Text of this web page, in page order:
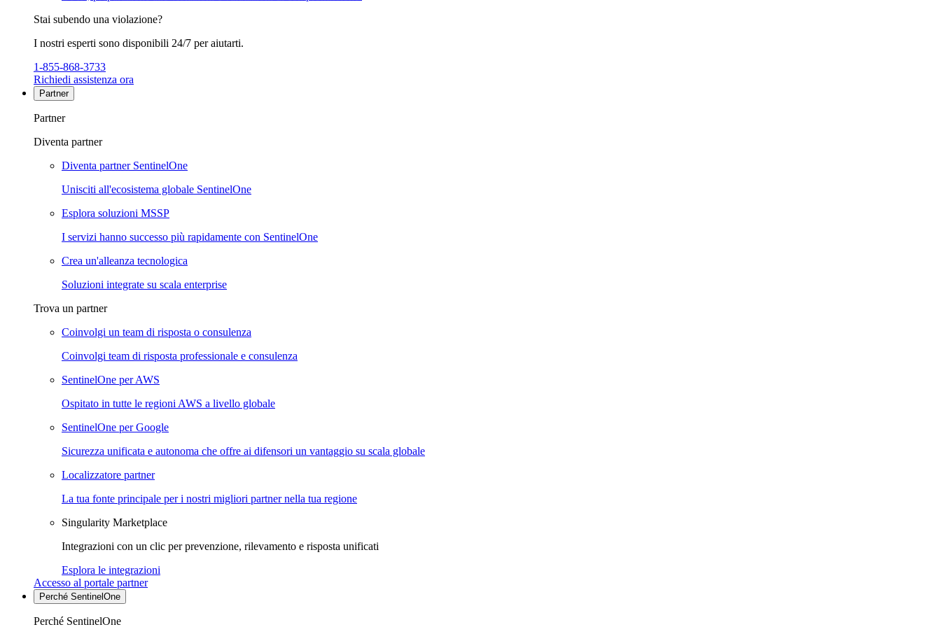
Stai subendo una violazione?
I nostri esperti sono disponibili 24/7 per aiutarti.
1-855-868-3733
Richiedi assistenza ora
Partner
Partner
Diventa partner
Diventa partner SentinelOne
Unisciti all'ecosistema globale SentinelOne
Esplora soluzioni MSSP
I servizi hanno successo più rapidamente con SentinelOne
Crea un'alleanza tecnologica
Soluzioni integrate su scala enterprise
Trova un partner
Coinvolgi un team di risposta o consulenza
Coinvolgi team di risposta professionale e consulenza
SentinelOne per AWS
Ospitato in tutte le regioni AWS a livello globale
SentinelOne per Google
Sicurezza unificata e autonoma che offre ai difensori un vantaggio su scala globale
Localizzatore partner
La tua fonte principale per i nostri migliori partner nella tua regione
Singularity Marketplace
Integrazioni con un clic per prevenzione, rilevamento e risposta unificati
Esplora le integrazioni
Accesso al portale partner
Perché SentinelOne
Perché SentinelOne